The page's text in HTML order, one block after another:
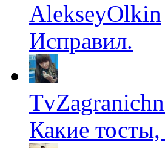
AlekseyOlkin
Исправил.
Какие